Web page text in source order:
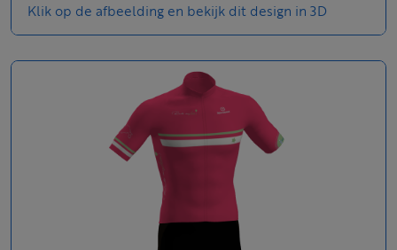
Klik op de afbeelding en bekijk dit design in 3D